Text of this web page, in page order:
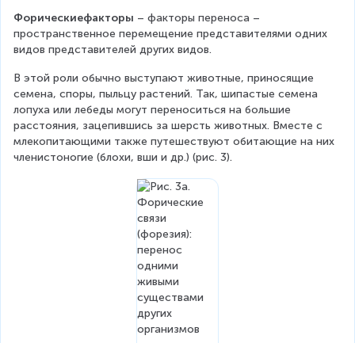
Форическиефакторы – факторы переноса –
пространственное перемещение представителями одних
видов представителей других видов.
В этой роли обычно выступают животные, приносящие
семена, споры, пыльцу растений. Так, шипастые семена
лопуха или лебеды могут переноситься на большие
расстояния, зацепившись за шерсть животных. Вместе с
млекопитающими также путешествуют обитающие на них
членистоногие (блохи, вши и др.) (рис. 3).